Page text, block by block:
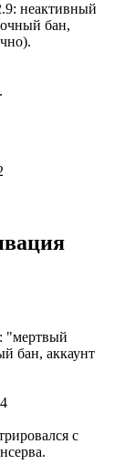
неактивный
бан,
"мертвый
бан, аккаунт
с